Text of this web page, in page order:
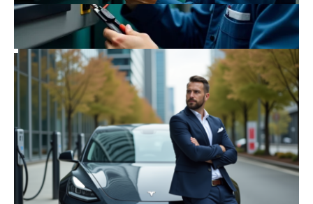
Comprendre le code erreur S01-06 :
diagnostics et réparations